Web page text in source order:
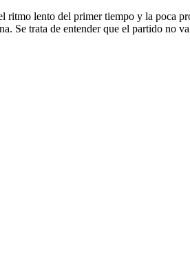
ritmo lento del primer tiempo y la poca
Se trata de entender que el partido no